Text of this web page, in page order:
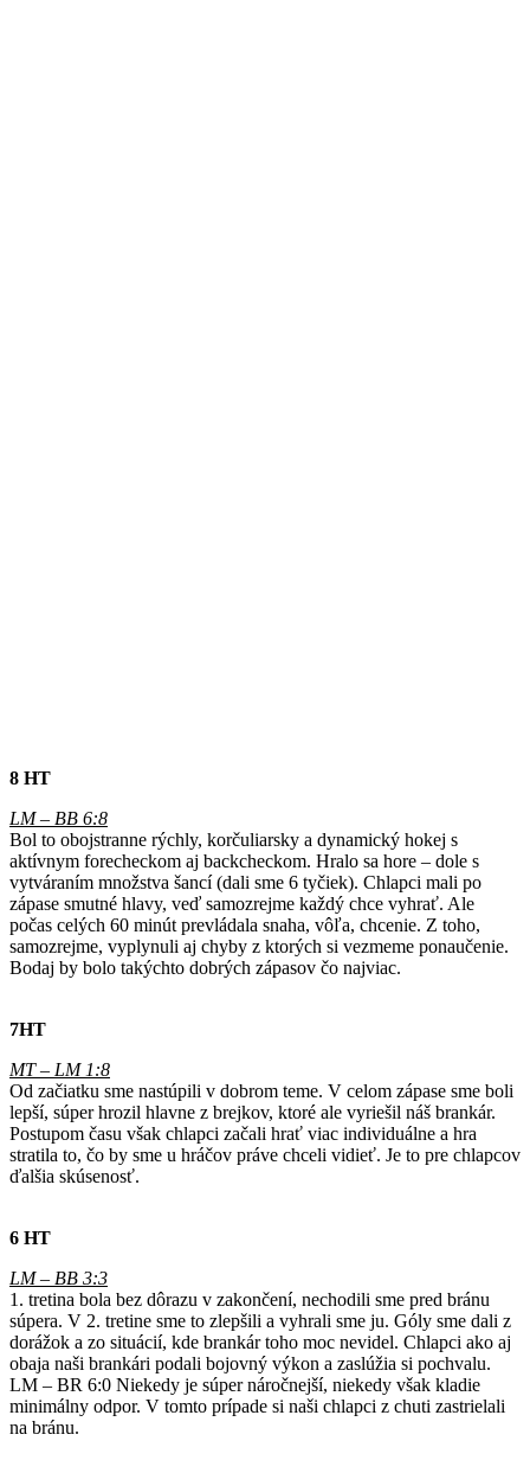
8 HT
LM – BB 6:8
Bol to obojstranne rýchly, korčuliarsky a dynamický hokej s
aktívnym forecheckom aj backcheckom. Hralo sa hore – dole s
vytváraním množstva šancí (dali sme 6 tyčiek). Chlapci mali po
zápase smutné hlavy, veď samozrejme každý chce vyhrať. Ale
počas celých 60 minút prevládala snaha, vôľa, chcenie. Z toho,
samozrejme, vyplynuli aj chyby z ktorých si vezmeme ponaučenie.
Bodaj by bolo takýchto dobrých zápasov čo najviac.
7HT
MT – LM 1:8
Od začiatku sme nastúpili v dobrom teme. V celom zápase sme boli
lepší, súper hrozil hlavne z brejkov, ktoré ale vyriešil náš brankár.
Postupom času však chlapci začali hrať viac individuálne a hra
stratila to, čo by sme u hráčov práve chceli vidieť. Je to pre chlapcov
ďalšia skúsenosť.
6 HT
LM – BB 3:3
1. tretina bola bez dôrazu v zakončení, nechodili sme pred bránu
súpera. V 2. tretine sme to zlepšili a vyhrali sme ju. Góly sme dali z
dorážok a zo situácií, kde brankár toho moc nevidel. Chlapci ako aj
obaja naši brankári podali bojovný výkon a zaslúžia si pochvalu.
LM – BR 6:0 Niekedy je súper náročnejší, niekedy však kladie
minimálny odpor. V tomto prípade si naši chlapci z chuti zastrielali
na bránu.